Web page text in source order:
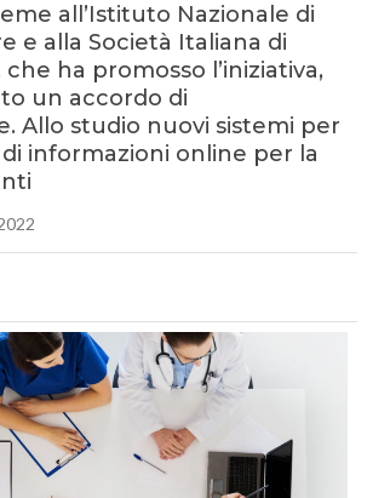
all’Istituto Nazionale di
e alla Società Italiana di
ha promosso l’iniziativa,
un accordo di
Allo studio nuovi sistemi per
informazioni online per la